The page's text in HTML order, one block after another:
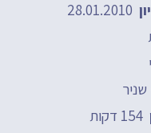
שניר
154 דקות